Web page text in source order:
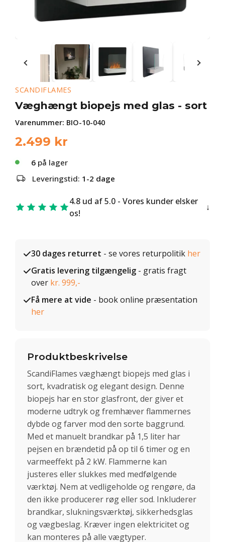
SCANDIFLAMES
Væghængt biopejs med glas - sort
Varenummer: BIO-10-040
2.499 kr
6 på lager
Leveringstid: 1-2 dage
4.8 ud af 5.0 - Vores kunder elsker
os!
30 dages returret - se vores returpolitik her
Gratis levering tilgængelig - gratis fragt
over kr. 999,-
Få mere at vide - book online præsentation
her
Produktbeskrivelse
ScandiFlames væghængt biopejs med glas i
sort, kvadratisk og elegant design. Denne
biopejs har en stor glasfront, der giver et
moderne udtryk og fremhæver flammernes
dybde og farver mod den sorte baggrund.
Med et manuelt brandkar på 1,5 liter har
pejsen en brændetid på op til 6 timer og en
varmeeffekt på 2 kW. Flammerne kan
justeres eller slukkes med medfølgende
værktøj. Nem at vedligeholde og rengøre, da
den ikke producerer røg eller sod. Inkluderer
brandkar, slukningsværktøj, sikkerhedsglas
og vægbeslag. Kræver ingen elektricitet og
kan monteres på alle vægtyper.